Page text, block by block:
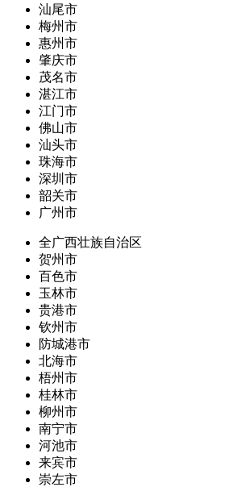
汕尾市
梅州市
惠州市
肇庆市
茂名市
湛江市
江门市
佛山市
汕头市
珠海市
深圳市
韶关市
广州市
全广西壮族自治区
贺州市
百色市
玉林市
贵港市
钦州市
防城港市
北海市
梧州市
桂林市
柳州市
南宁市
河池市
来宾市
崇左市